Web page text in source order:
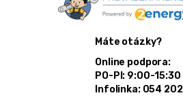
Máte otázky?
Online podpora:
PO-PI: 9:00-15:30
Infolinka: 054 202